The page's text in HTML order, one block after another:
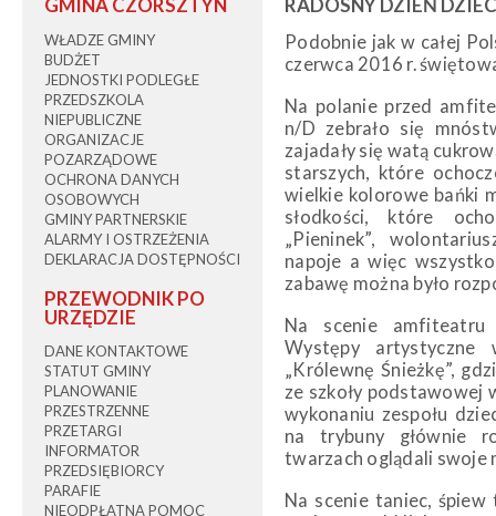
GMINA CZORSZTYN
WŁADZE GMINY
BUDŻET
JEDNOSTKI PODLEGŁE
PRZEDSZKOLA
NIEPUBLICZNE
ORGANIZACJE
POZARZĄDOWE
OCHRONA DANYCH
OSOBOWYCH
GMINY PARTNERSKIE
ALARMY I OSTRZEŻENIA
DEKLARACJA DOSTĘPNOŚCI
PRZEWODNIK PO
URZĘDZIE
DANE KONTAKTOWE
STATUT GMINY
PLANOWANIE
PRZESTRZENNE
PRZETARGI
INFORMATOR
PRZEDSIĘBIORCY
PARAFIE
NIEODPŁATNA POMOC
RADOSNY DZIEŃ
Podobnie jak w całej
czerwca 2016 r.
Na polanie przed
n/D zebrało się
zajadały się watą
starszych, które
wielkie kolorowe bańki
słodkości, które
„Pieninek”,
napoje a więc
zabawę można było
Na scenie amfiteatru
Występy artystyczne
„Królewnę Śnieżkę”,
ze szkoły podstawowej
wykonaniu zespołu
na trybuny głównie
twarzach oglądali swoje
Na scenie taniec,